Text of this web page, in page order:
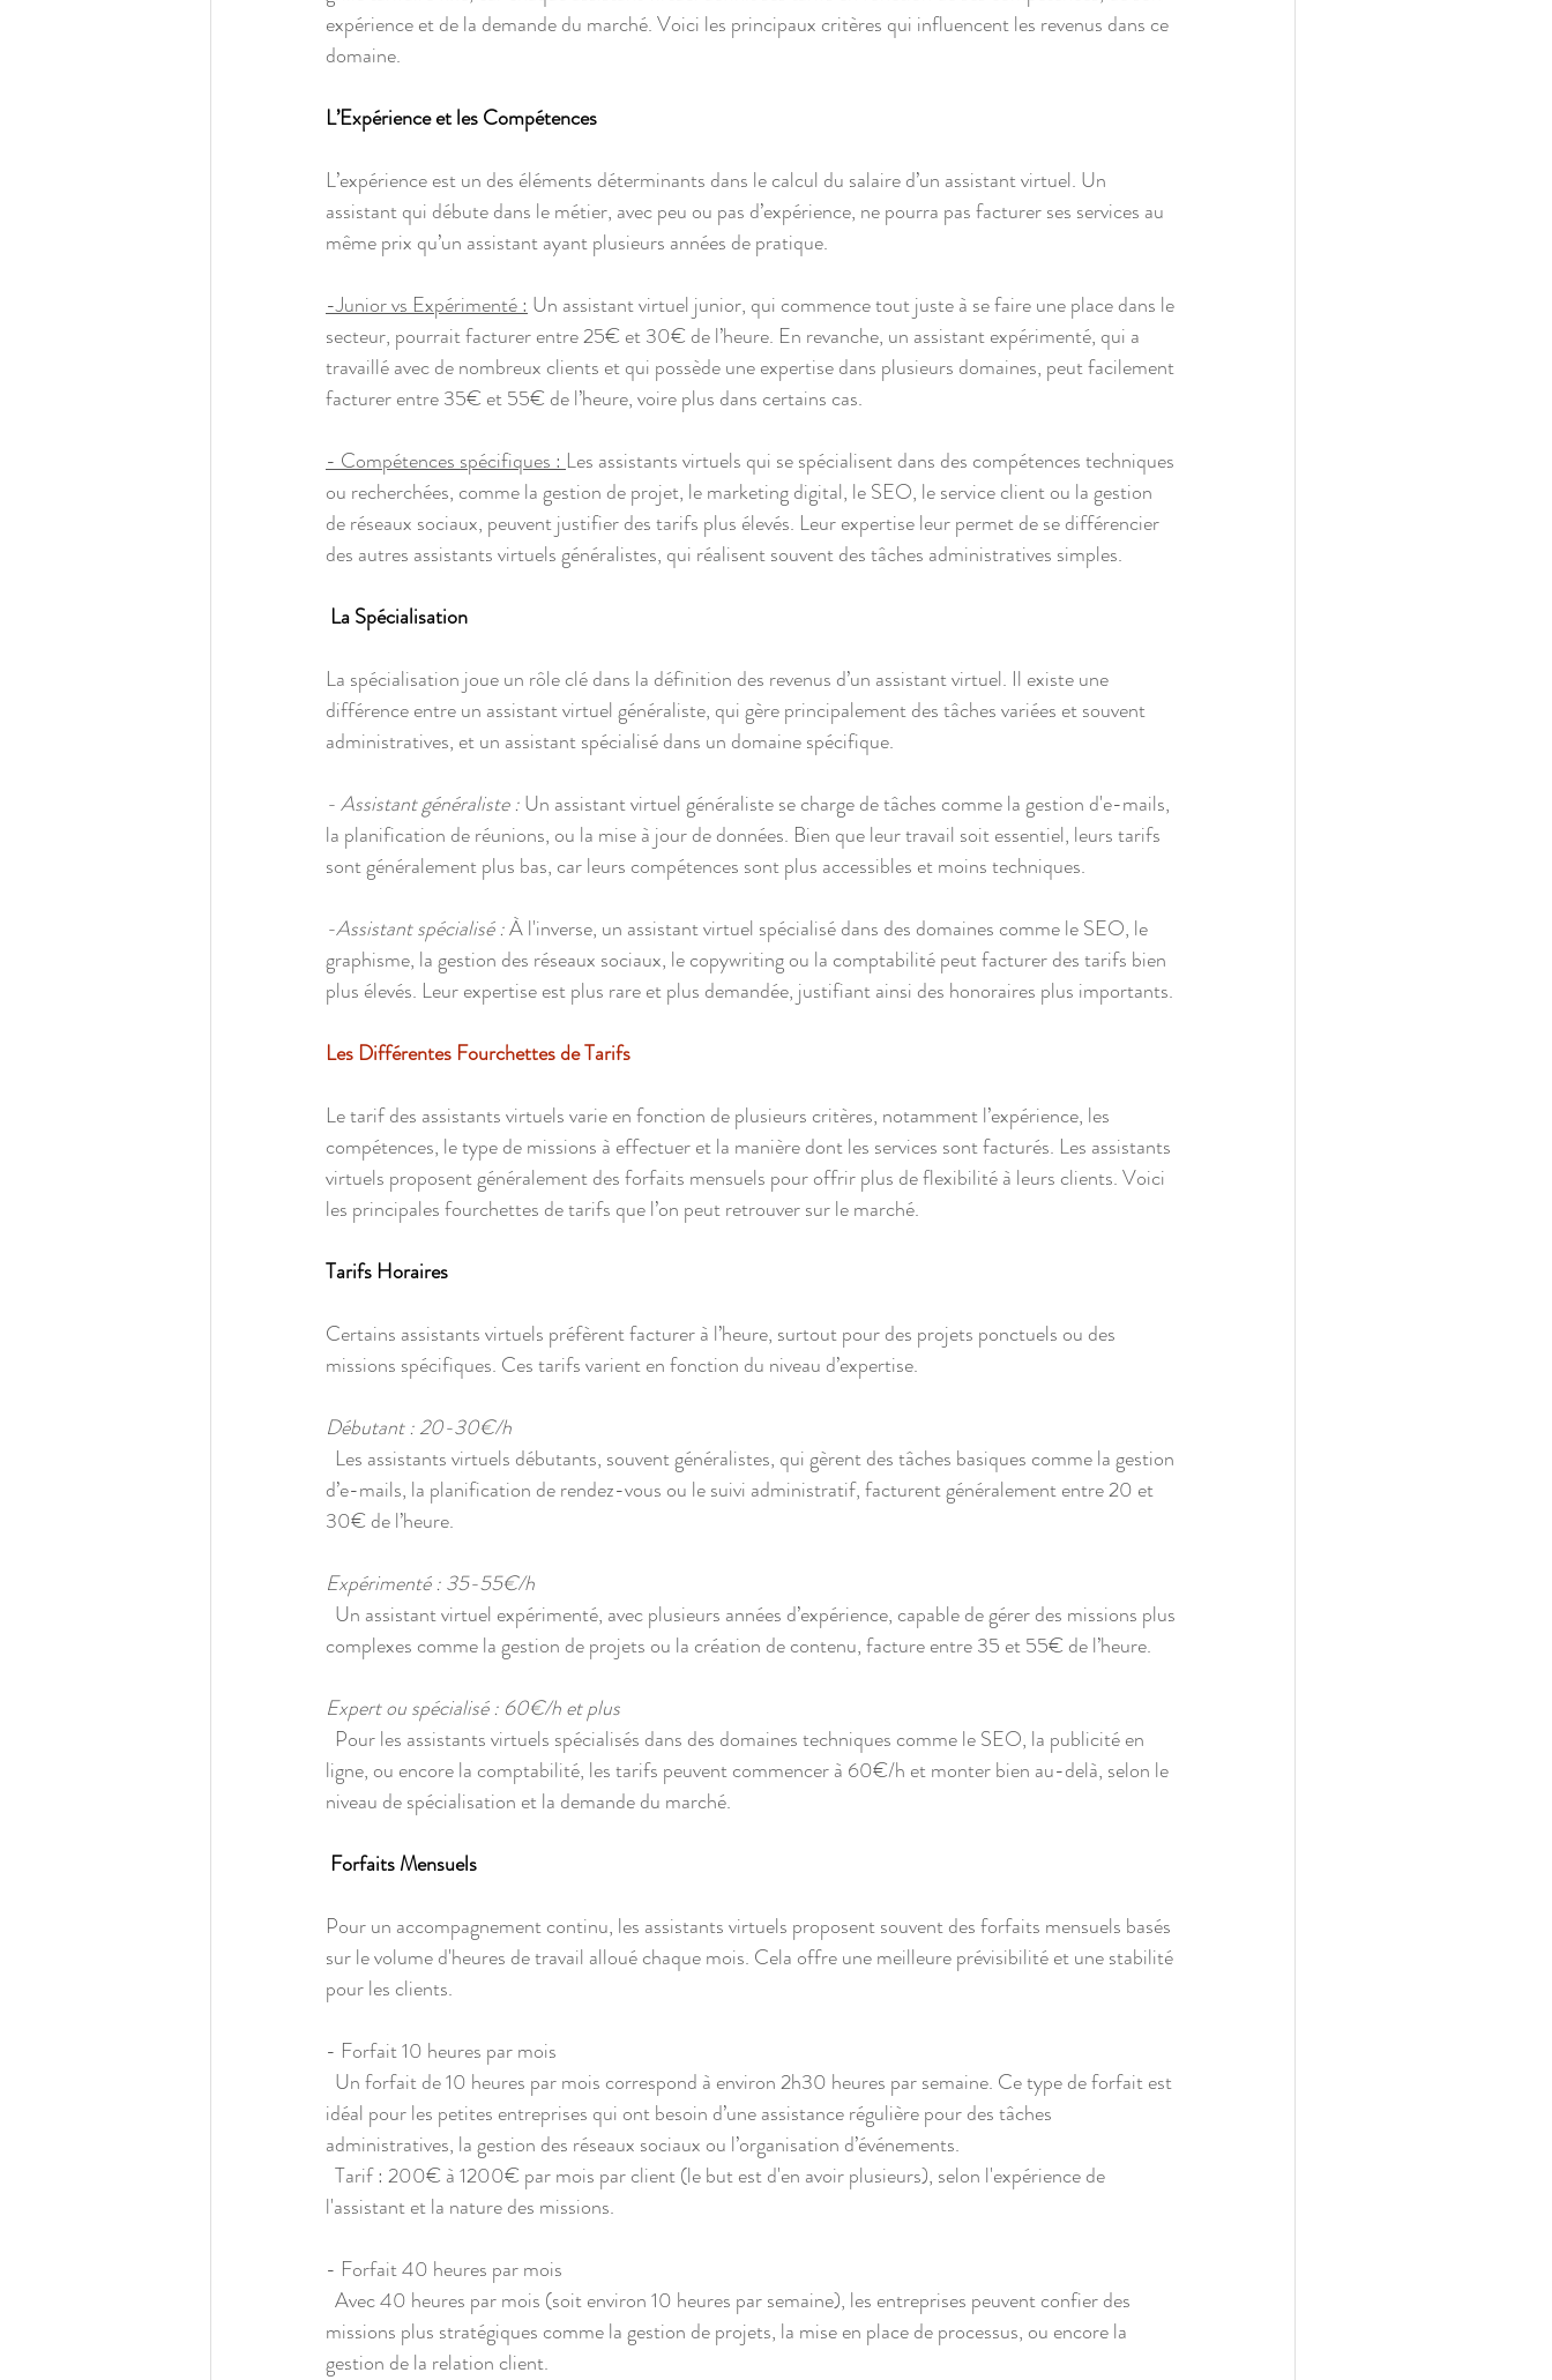
expérience et de la demande du marché. Voici les principaux critères qui influencent les revenus dans ce
domaine.
L’Expérience et les Compétences
L’expérience est un des éléments déterminants dans le calcul du salaire d’un assistant virtuel. Un
assistant qui débute dans le métier, avec peu ou pas d’expérience, ne pourra pas facturer ses services au
même prix qu’un assistant ayant plusieurs années de pratique.
-Junior vs Expérimenté : Un assistant virtuel junior, qui commence tout juste à se faire une place dans le
secteur, pourrait facturer entre 25€ et 30€ de l’heure. En revanche, un assistant expérimenté, qui a
travaillé avec de nombreux clients et qui possède une expertise dans plusieurs domaines, peut facilement
facturer entre 35€ et 55€ de l’heure, voire plus dans certains cas.
- Compétences spécifiques : Les assistants virtuels qui se spécialisent dans des compétences techniques
ou recherchées, comme la gestion de projet, le marketing digital, le SEO, le service client ou la gestion
de réseaux sociaux, peuvent justifier des tarifs plus élevés. Leur expertise leur permet de se différencier
des autres assistants virtuels généralistes, qui réalisent souvent des tâches administratives simples.
La Spécialisation
La spécialisation joue un rôle clé dans la définition des revenus d’un assistant virtuel. Il existe une
différence entre un assistant virtuel généraliste, qui gère principalement des tâches variées et souvent
administratives, et un assistant spécialisé dans un domaine spécifique.
- Assistant généraliste : Un assistant virtuel généraliste se charge de tâches comme la gestion d'e-mails,
la planification de réunions, ou la mise à jour de données. Bien que leur travail soit essentiel, leurs tarifs
sont généralement plus bas, car leurs compétences sont plus accessibles et moins techniques.
-Assistant spécialisé : À l'inverse, un assistant virtuel spécialisé dans des domaines comme le SEO, le
graphisme, la gestion des réseaux sociaux, le copywriting ou la comptabilité peut facturer des tarifs bien
plus élevés. Leur expertise est plus rare et plus demandée, justifiant ainsi des honoraires plus importants.
Les Différentes Fourchettes de Tarifs
Le tarif des assistants virtuels varie en fonction de plusieurs critères, notamment l’expérience, les
compétences, le type de missions à effectuer et la manière dont les services sont facturés. Les assistants
virtuels proposent généralement des forfaits mensuels pour offrir plus de flexibilité à leurs clients. Voici
les principales fourchettes de tarifs que l’on peut retrouver sur le marché.
Tarifs Horaires
Certains assistants virtuels préfèrent facturer à l’heure, surtout pour des projets ponctuels ou des
missions spécifiques. Ces tarifs varient en fonction du niveau d’expertise.
Débutant : 20-30€/h
d’e-mails, la planification de rendez-vous ou le suivi administratif, facturent généralement entre 20 et
30€ de l’heure.
Expérimenté : 35-55€/h
complexes comme la gestion de projets ou la création de contenu, facture entre 35 et 55€ de l’heure.
Expert ou spécialisé : 60€/h et plus
ligne, ou encore la comptabilité, les tarifs peuvent commencer à 60€/h et monter bien au-delà, selon le
niveau de spécialisation et la demande du marché.
Forfaits Mensuels
Pour un accompagnement continu, les assistants virtuels proposent souvent des forfaits mensuels basés
sur le volume d'heures de travail alloué chaque mois. Cela offre une meilleure prévisibilité et une stabilité
pour les clients.
- Forfait 10 heures par mois
idéal pour les petites entreprises qui ont besoin d’une assistance régulière pour des tâches
administratives, la gestion des réseaux sociaux ou l’organisation d’événements.
l'assistant et la nature des missions.
- Forfait 40 heures par mois
missions plus stratégiques comme la gestion de projets, la mise en place de processus, ou encore la
gestion de la relation client.